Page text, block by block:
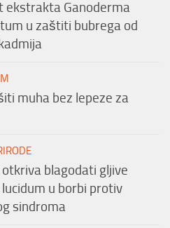
ekstrakta Ganoderma
u zaštiti bubrega od
muha bez lepeze za
blagodati gljive
u borbi protiv
sindroma